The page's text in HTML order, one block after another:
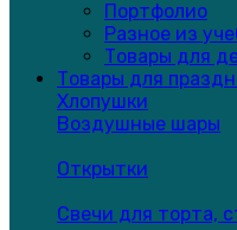
Портфолио
Разное из
Товары для
Товары для
Хлопушки
Воздушные шары
Открытки
Свечи для торта,